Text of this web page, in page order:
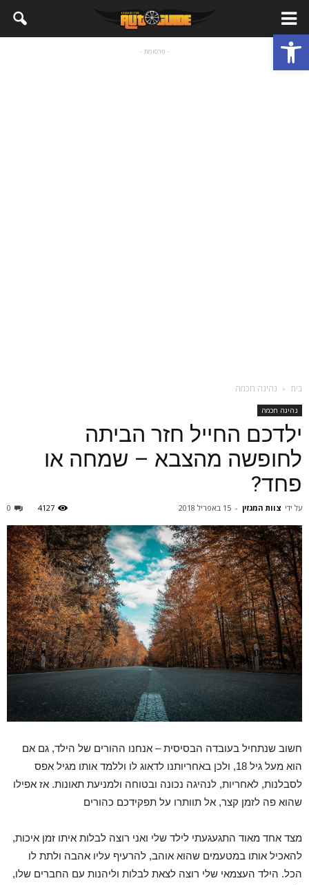
פתח סרגל נגישות - פרסומת -
בית נהיגה חכמה
נהיגה חכמה
ילדכם החייל חזר הביתה
לחופשה מהצבא – שמחה או
פחד?
על ידי צוות המגזין - 15 באפריל 2018 0 4127
חשוב שנתחיל בעובדה הבסיסית – אנחנו ההורים של הילד, גם אם
הוא מעל גיל 18, ולכן באחריותנו לדאוג לו וללמד אותו מגיל אפס
לסבלנות, לאחריות, לנהיגה נכונה ובטוחה ולמניעת תאונות. אז אפילו
שהוא פה לזמן קצר, אל תוותרו על תפקידכם כהורים
מצד אחד מאוד התגעגעתי לילד שלי ואני רוצה לבלות איתו זמן איכות,
להאכיל אותו במטעמים שהוא אוהב, להרעיף עליו אהבה ולתת לו
הכל. הילד העצמאי שלי רוצה לצאת לבלות וליהנות עם החברים שלו,